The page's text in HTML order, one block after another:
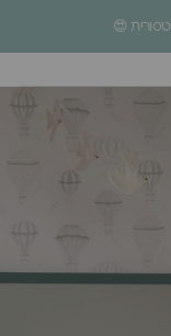
😍